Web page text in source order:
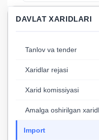
DAVLAT XARIDLARI
Tanlov va tender
Xaridlar rejasi
Xarid komissiyasi
Аmalga oshirilgan
Import